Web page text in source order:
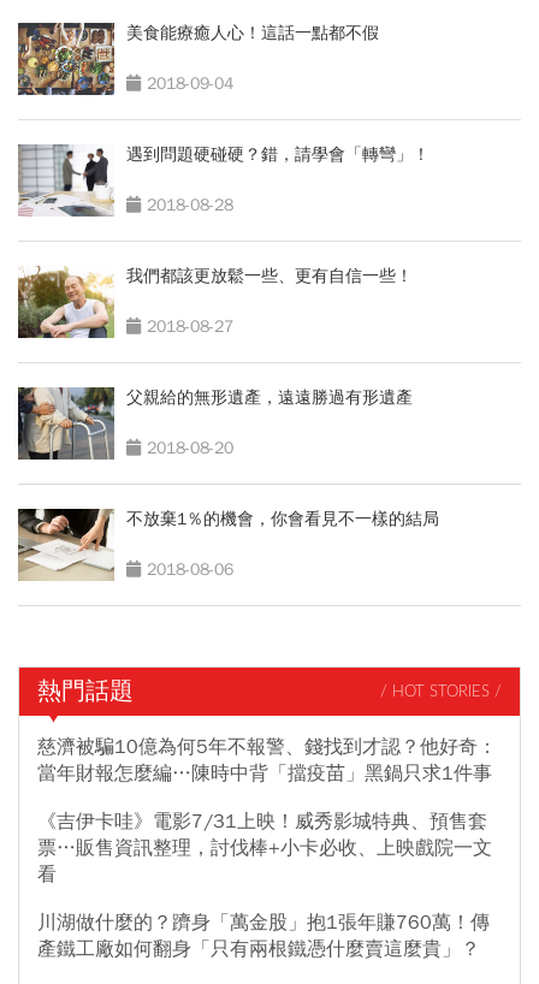
美食能療癒人心！這話一點都不假
2018-09-04
遇到問題硬碰硬？錯，請學會「轉彎」！
2018-08-28
我們都該更放鬆一些、更有自信一些！
2018-08-27
父親給的無形遺產，遠遠勝過有形遺產
2018-08-20
不放棄1％的機會，你會看見不一樣的結局
2018-08-06
熱門話題 / HOT STORIES /
慈濟被騙10億為何5年不報警、錢找到才認？他好奇：
當年財報怎麼編…陳時中背「擋疫苗」黑鍋只求1件事
《吉伊卡哇》電影7/31上映！威秀影城特典、預售套
票…販售資訊整理，討伐棒+小卡必收、上映戲院一文
看
川湖做什麼的？躋身「萬金股」抱1張年賺760萬！傳
產鐵工廠如何翻身「只有兩根鐵憑什麼賣這麼貴」？